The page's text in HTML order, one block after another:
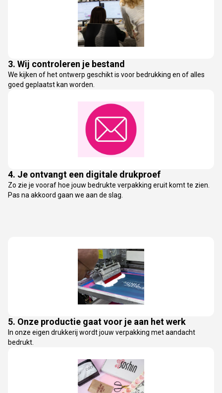
3. Wij controleren je bestand
We kijken of het ontwerp geschikt is voor bedrukking en of alles
goed geplaatst kan worden.
4. Je ontvangt een digitale drukproef
Zo zie je vooraf hoe jouw bedrukte verpakking eruit komt te zien.
Pas na akkoord gaan we aan de slag.
5. Onze productie gaat voor je aan het werk
In onze eigen drukkerij wordt jouw verpakking met aandacht
bedrukt.